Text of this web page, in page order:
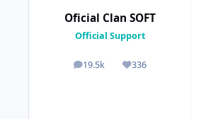
Oficial Clan SOFT
Official Support
19.5k
posts 336
Reputação